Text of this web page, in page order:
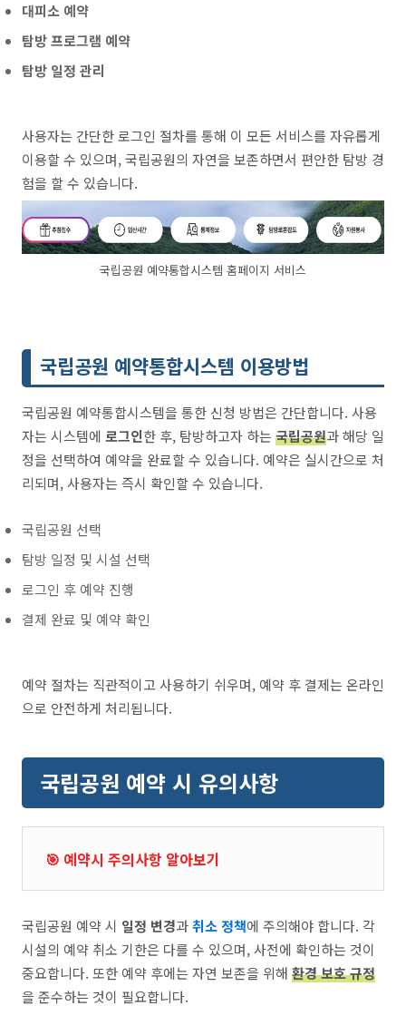
대피소 예약
탐방 프로그램 예약
탐방 일정 관리
사용자는 간단한 로그인 절차를 통해 이 모든 서비스를 자유롭게
이용할 수 있으며, 국립공원의 자연을 보존하면서 편안한 탐방 경
험을 할 수 있습니다.
국립공원 예약통합시스템 홈페이지 서비스
국립공원 예약통합시스템 이용방법
국립공원 예약통합시스템을 통한 신청 방법은 간단합니다. 사용
자는 시스템에 로그인한 후, 탐방하고자 하는 국립공원과 해당 일
정을 선택하여 예약을 완료할 수 있습니다. 예약은 실시간으로 처
리되며, 사용자는 즉시 확인할 수 있습니다.
국립공원 선택
탐방 일정 및 시설 선택
로그인 후 예약 진행
결제 완료 및 예약 확인
예약 절차는 직관적이고 사용하기 쉬우며, 예약 후 결제는 온라인
으로 안전하게 처리됩니다.
국립공원 예약 시 유의사항
🎯 예약시 주의사항 알아보기
국립공원 예약 시 일정 변경과취소 정책에 주의해야 합니다. 각
시설의 예약 취소 기한은 다를 수 있으며, 사전에 확인하는 것이
중요합니다. 또한 예약 후에는 자연 보존을 위해 환경 보호 규정
을 준수하는 것이 필요합니다.